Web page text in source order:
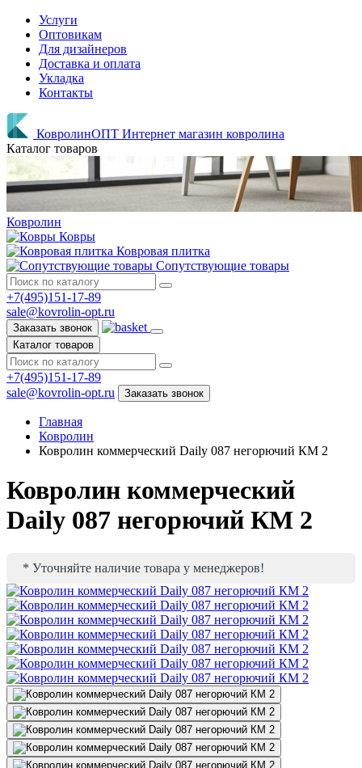
Услуги
Оптовикам
Для дизайнеров
Доставка и оплата
Укладка
Контакты
КовролинОПТ Интернет магазин ковролина
Каталог товаров
Ковролин
Ковры
Ковровая плитка
Сопутствующие товары
+7(495)151-17-89
sale@kovrolin-opt.ru
Заказать звонок
Каталог товаров
+7(495)151-17-89
sale@kovrolin-opt.ru
Заказать звонок
Главная
Ковролин
Ковролин коммерческий Daily 087 негорючий КМ 2
Ковролин коммерческий
Daily 087 негорючий КМ 2
* Уточняйте наличие товара у менеджеров!